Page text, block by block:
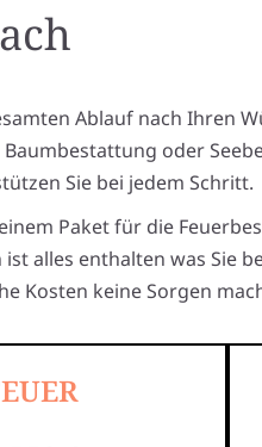
Ablauf nach Ihren
oder
Sie bei jedem Schritt.
Paket für die
alles enthalten was Sie
Kosten keine Sorgen